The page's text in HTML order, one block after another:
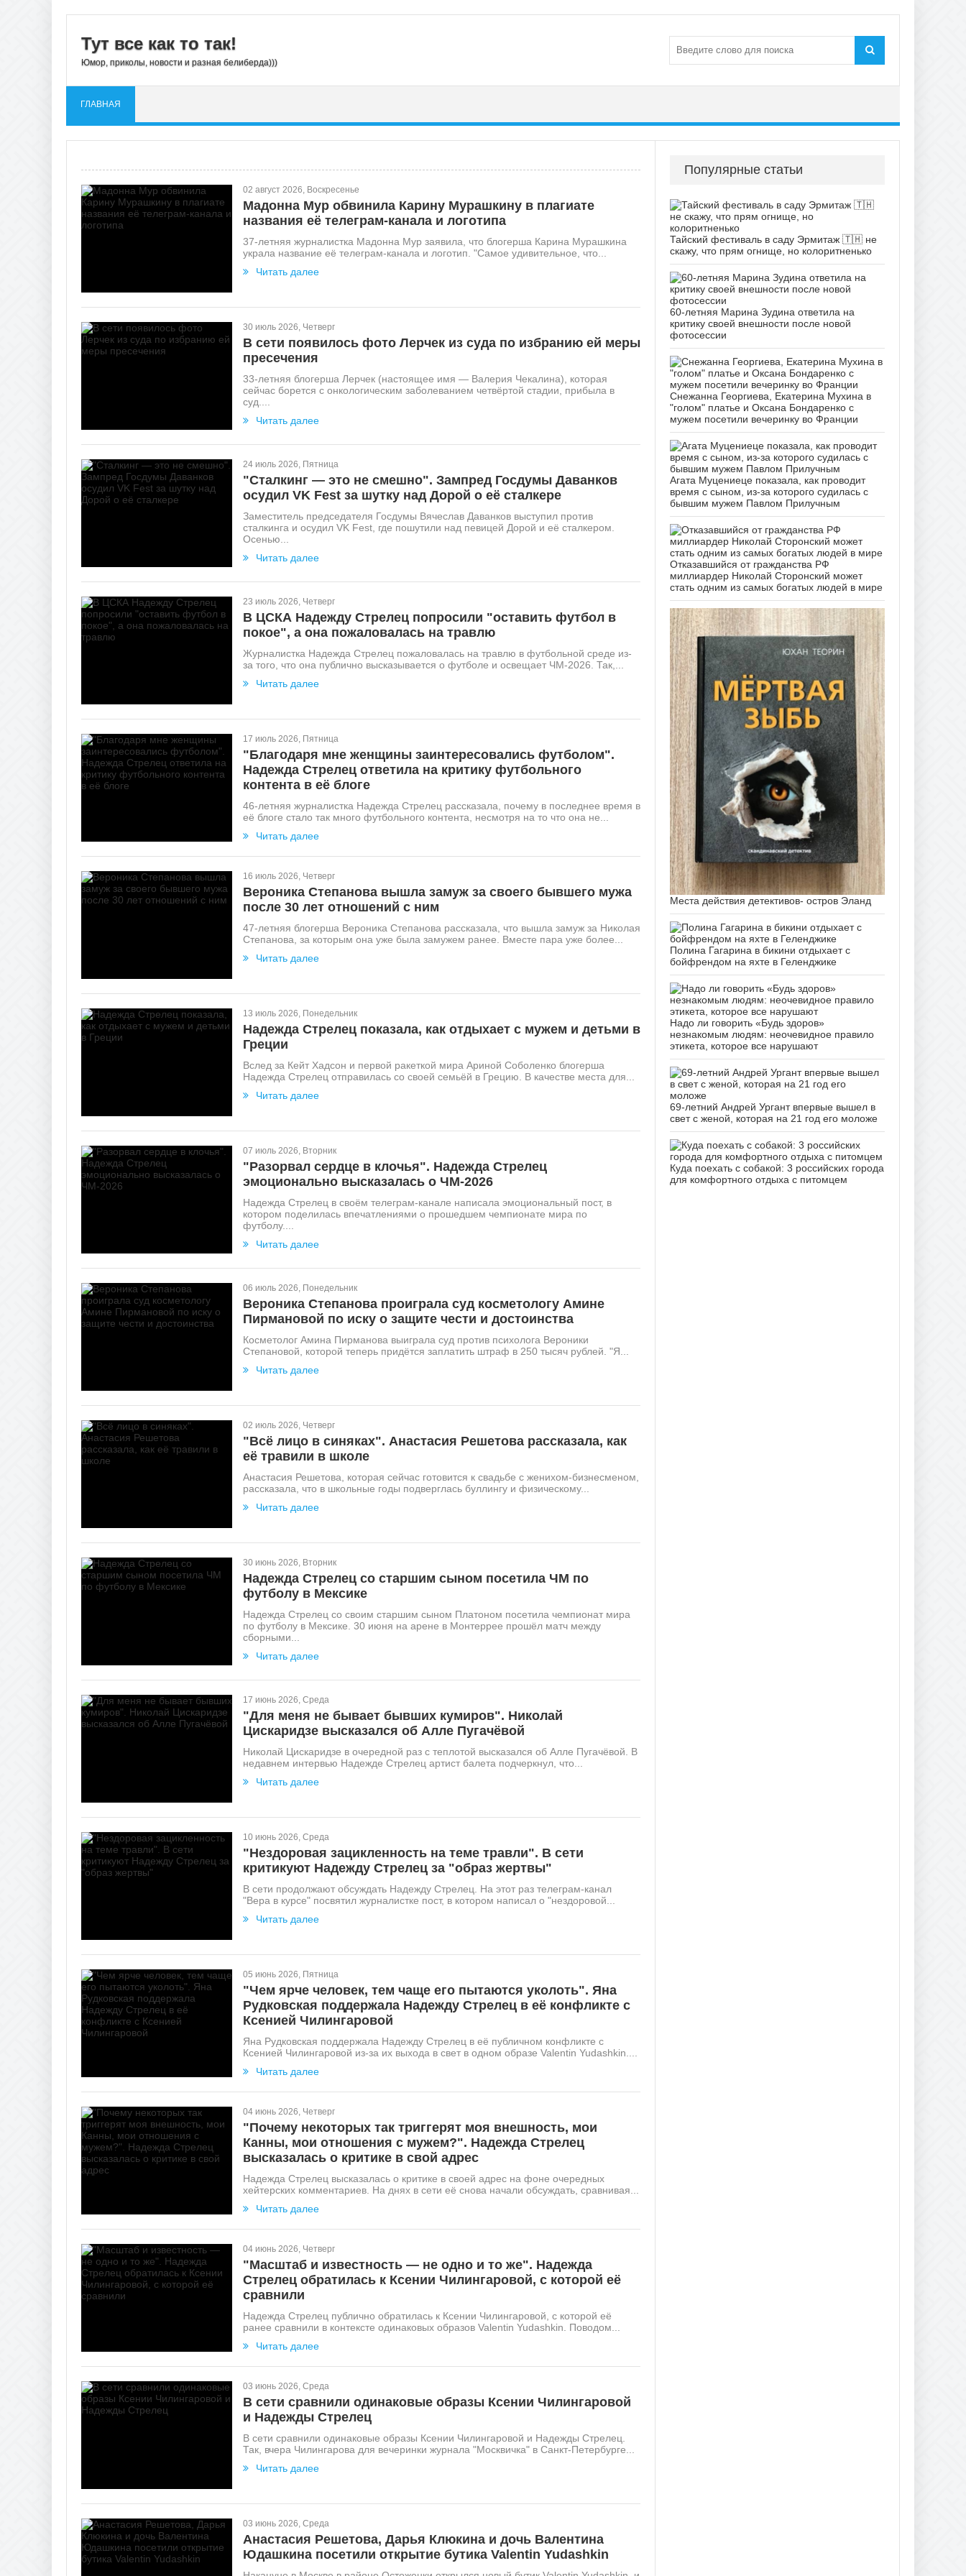
Тут все как то так!
Юмор, приколы, новости и разная белиберда)))
ГЛАВНАЯ
02 август 2026, Воскресенье
Мадонна Мур обвинила Карину Мурашкину в плагиате
названия её телеграм-канала и логотипа
37-летняя журналистка Мадонна Мур заявила, что блогерша Карина Мурашкина
украла название её телеграм-канала и логотип. "Самое удивительное, что...
Читать далее
30 июль 2026, Четверг
В сети появилось фото Лерчек из суда по избранию ей меры
пресечения
33-летняя блогерша Лерчек (настоящее имя — Валерия Чекалина), которая
сейчас борется с онкологическим заболеванием четвёртой стадии, прибыла в
суд....
Читать далее
24 июль 2026, Пятница
"Сталкинг — это не смешно". Зампред Госдумы Даванков
осудил VK Fest за шутку над Дорой о её сталкере
Заместитель председателя Госдумы Вячеслав Даванков выступил против
сталкинга и осудил VK Fest, где пошутили над певицей Дорой и её сталкером.
Осенью...
Читать далее
23 июль 2026, Четверг
В ЦСКА Надежду Стрелец попросили "оставить футбол в
покое", а она пожаловалась на травлю
Журналистка Надежда Стрелец пожаловалась на травлю в футбольной среде из-
за того, что она публично высказывается о футболе и освещает ЧМ-2026. Так,...
Читать далее
17 июль 2026, Пятница
"Благодаря мне женщины заинтересовались футболом".
Надежда Стрелец ответила на критику футбольного
контента в её блоге
46-летняя журналистка Надежда Стрелец рассказала, почему в последнее время в
её блоге стало так много футбольного контента, несмотря на то что она не...
Читать далее
16 июль 2026, Четверг
Вероника Степанова вышла замуж за своего бывшего мужа
после 30 лет отношений с ним
47-летняя блогерша Вероника Степанова рассказала, что вышла замуж за Николая
Степанова, за которым она уже была замужем ранее. Вместе пара уже более...
Читать далее
13 июль 2026, Понедельник
Надежда Стрелец показала, как отдыхает с мужем и детьми в
Греции
Вслед за Кейт Хадсон и первой ракеткой мира Ариной Соболенко блогерша
Надежда Стрелец отправилась со своей семьёй в Грецию. В качестве места для...
Читать далее
07 июль 2026, Вторник
"Разорвал сердце в клочья". Надежда Стрелец
эмоционально высказалась о ЧМ-2026
Надежда Стрелец в своём телеграм-канале написала эмоциональный пост, в
котором поделилась впечатлениями о прошедшем чемпионате мира по
футболу....
Читать далее
06 июль 2026, Понедельник
Вероника Степанова проиграла суд косметологу Амине
Пирмановой по иску о защите чести и достоинства
Косметолог Амина Пирманова выиграла суд против психолога Вероники
Степановой, которой теперь придётся заплатить штраф в 250 тысяч рублей. "Я...
Читать далее
02 июль 2026, Четверг
"Всё лицо в синяках". Анастасия Решетова рассказала, как
её травили в школе
Анастасия Решетова, которая сейчас готовится к свадьбе с женихом-бизнесменом,
рассказала, что в школьные годы подверглась буллингу и физическому...
Читать далее
30 июнь 2026, Вторник
Надежда Стрелец со старшим сыном посетила ЧМ по
футболу в Мексике
Надежда Стрелец со своим старшим сыном Платоном посетила чемпионат мира
по футболу в Мексике. 30 июня на арене в Монтеррее прошёл матч между
сборными...
Читать далее
17 июнь 2026, Среда
"Для меня не бывает бывших кумиров". Николай
Цискаридзе высказался об Алле Пугачёвой
Николай Цискаридзе в очередной раз с теплотой высказался об Алле Пугачёвой. В
недавнем интервью Надежде Стрелец артист балета подчеркнул, что...
Читать далее
10 июнь 2026, Среда
"Нездоровая зацикленность на теме травли". В сети
критикуют Надежду Стрелец за "образ жертвы"
В сети продолжают обсуждать Надежду Стрелец. На этот раз телеграм-канал
"Вера в курсе" посвятил журналистке пост, в котором написал о "нездоровой...
Читать далее
05 июнь 2026, Пятница
"Чем ярче человек, тем чаще его пытаются уколоть". Яна
Рудковская поддержала Надежду Стрелец в её конфликте с
Ксенией Чилингаровой
Яна Рудковская поддержала Надежду Стрелец в её публичном конфликте с
Ксенией Чилингаровой из-за их выхода в свет в одном образе Valentin Yudashkin....
Читать далее
04 июнь 2026, Четверг
"Почему некоторых так триггерят моя внешность, мои
Канны, мои отношения с мужем?". Надежда Стрелец
высказалась о критике в свой адрес
Надежда Стрелец высказалась о критике в своей адрес на фоне очередных
хейтерских комментариев. На днях в сети её снова начали обсуждать, сравнивая...
Читать далее
04 июнь 2026, Четверг
"Масштаб и известность — не одно и то же". Надежда
Стрелец обратилась к Ксении Чилингаровой, с которой её
сравнили
Надежда Стрелец публично обратилась к Ксении Чилингаровой, с которой её
ранее сравнили в контексте одинаковых образов Valentin Yudashkin. Поводом...
Читать далее
03 июнь 2026, Среда
В сети сравнили одинаковые образы Ксении Чилингаровой
и Надежды Стрелец
В сети сравнили одинаковые образы Ксении Чилингаровой и Надежды Стрелец.
Так, вчера Чилингарова для вечеринки журнала "Москвичка" в Санкт-Петербурге...
Читать далее
03 июнь 2026, Среда
Анастасия Решетова, Дарья Клюкина и дочь Валентина
Юдашкина посетили открытие бутика Valentin Yudashkin
Популярные статьи
Тайский фестиваль в саду Эрмитаж 🇹🇭 не
скажу, что прям огнище, но колоритненько
60-летняя Марина Зудина ответила на
критику своей внешности после новой
фотосессии
Снежанна Георгиева, Екатерина Мухина в
"голом" платье и Оксана Бондаренко с
мужем посетили вечеринку во Франции
Агата Муцениеце показала, как проводит
время с сыном, из-за которого судилась с
бывшим мужем Павлом Прилучным
Отказавшийся от гражданства РФ
миллиардер Николай Сторонский может
стать одним из самых богатых людей в мире
Места действия детективов- остров Эланд
Полина Гагарина в бикини отдыхает с
бойфрендом на яхте в Геленджике
Надо ли говорить «Будь здоров»
незнакомым людям: неочевидное правило
этикета, которое все нарушают
69-летний Андрей Ургант впервые вышел в
свет с женой, которая на 21 год его моложе
Куда поехать с собакой: 3 российских города
для комфортного отдыха с питомцем